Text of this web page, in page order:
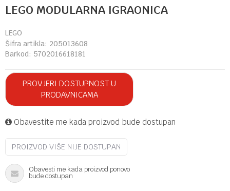
LEGO MODULARNA IGRAONICA
LEGO
Šifra artikla: 205013608
Barkod: 5702016618181
PROVJERI DOSTUPNOST U
PRODAVNICAMA
Obavestite me kada proizvod bude dostupan
PROIZVOD VIŠE NIJE DOSTUPAN
Obavesti me kada proizvod ponovo
bude dostupan